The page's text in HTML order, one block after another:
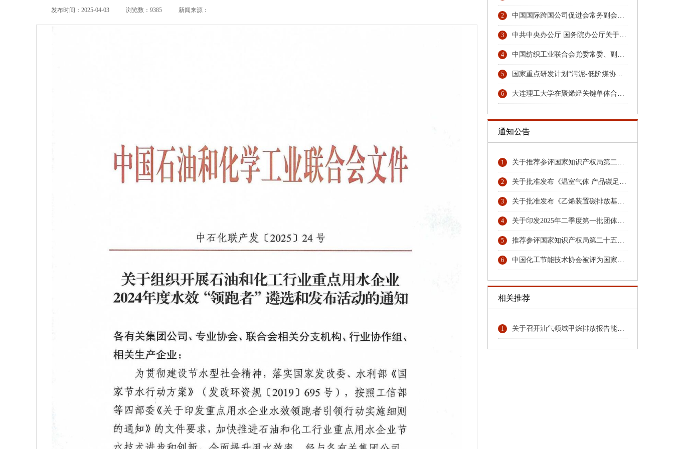
发布时间：2025-04-03 浏览数：9385 新闻来源：
2 中国国际跨国公司促进会常务副会长张笑宇接受纪律审查和监察调查
3 中共中央办公厅 国务院办公厅关于更高水平更高质量做好节能降碳工作的意见
4 中国纺织工业联合会党委常委、副会长端小平接受纪律审查和监察调查
5 国家重点研发计划“污泥-低阶煤协同热解与秸秆水解耦合技术及装备”项目召开汇报与交流会
6 大连理工大学在聚烯烃关键单体合成领域取得重大技术突破
通知公告
1 关于推荐参评国家知识产权局第二十六届中国专利奖专利名单首批公示名单
2 关于批准发布《温室气体 产品碳足迹量化方法与要求 硝酸》团体标准的公告
3 关于批准发布《乙烯装置碳排放基准》《环氧乙烷乙二醇装置碳排放基准》团体标准的公告
4 关于印发2025年二季度第一批团体标准项目计划的通知
5 推荐参评国家知识产权局第二十五届中国专利奖专利名单的公示
6 中国化工节能技术协会被评为国家4A级社会组织
相关推荐
1 关于召开油气领域甲烷排放报告能力建设培训的通知